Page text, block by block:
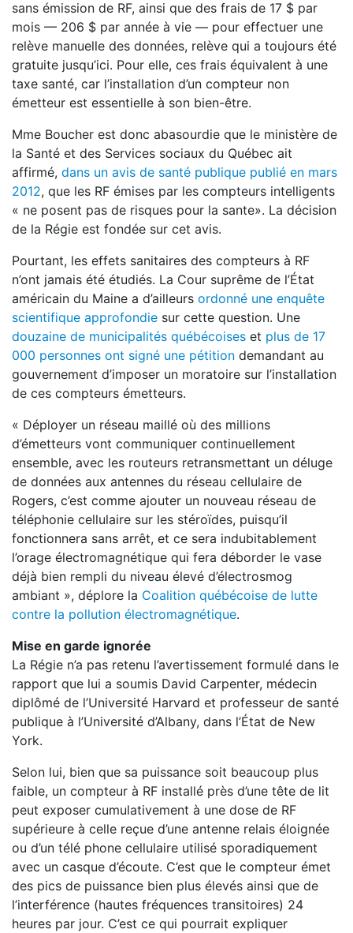
sans émission de RF, ainsi que des frais de 17 $ par
mois — 206 $ par année à vie — pour effectuer une
relève manuelle des données, relève qui a toujours été
gratuite jusqu’ici. Pour elle, ces frais équivalent à une
taxe santé, car l’installation d’un compteur non
émetteur est essentielle à son bien­-être.
Mme Boucher est donc abasourdie que le ministère de
la Santé et des Services sociaux du Québec ait
affirmé, dans un avis de santé publique publié en mars
2012, que les RF émises par les compteurs intelligents
« ne posent pas de risques pour la sante». La décision
de la Régie est fondée sur cet avis.
Pourtant, les effets sanitaires des compteurs à RF
n’ont jamais été étudiés. La Cour suprême de l’État
américain du Maine a d’ailleurs ordonné une enquête
scientifique approfondie sur cette question. Une
douzaine de municipalités québécoises et plus de 17
000 personnes ont signé une pétition demandant au
gouvernement d’imposer un moratoire sur l’installation
de ces compteurs émetteurs.
« Déployer un réseau maillé où des millions
d’émetteurs vont communiquer continuellement
ensemble, avec les routeurs retransmettant un déluge
de données aux antennes du réseau cellulaire de
Rogers, c’est comme ajouter un nouveau réseau de
téléphonie cellulaire sur les stéroïdes, puisqu’il
fonctionnera sans arrêt, et ce sera indubitablement
l’orage électromagnétique qui fera déborder le vase
déjà bien rempli du niveau élevé d’électrosmog
ambiant », déplore la Coalition québécoise de lutte
contre la pollution électromagnétique.
Mise en garde ignorée
La Régie n’a pas retenu l’avertissement formulé dans le
rapport que lui a soumis David Carpenter, médecin
diplômé de l’Université Harvard et professeur de santé
publique à l’Université d’Albany, dans l’État de New
York.
Selon lui, bien que sa puissance soit beaucoup plus
faible, un compteur à RF installé près d’une tête de lit
peut exposer cumulativement à une dose de RF
supérieure à celle reçue d’une antenne relais éloignée
ou d’un télé­ phone cellulaire utilisé sporadiquement
avec un casque d’écoute. C’est que le compteur émet
des pics de puissance bien plus élevés ainsi que de
l’interférence (hautes fréquences transitoires) 24
heures par jour. C’est ce qui pourrait expliquer